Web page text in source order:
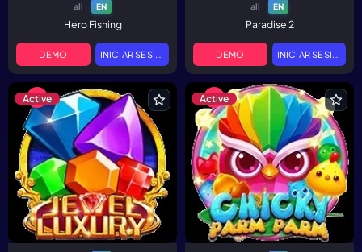
all EN
Hero Fishing
DEMO INICIAR SESIÓN
all EN
Paradise 2
DEMO INICIAR SESIÓN
Active Active